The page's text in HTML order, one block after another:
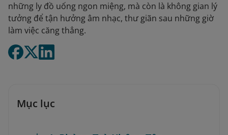
những ly đồ uống ngon miệng, mà còn là không gian lý
tưởng để tận hưởng âm nhạc, thư giãn sau những giờ
làm việc căng thẳng.
Mục lục